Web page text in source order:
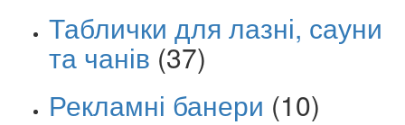
Таблички для лазні, сауни
та чанів (37)
Рекламні банери (10)